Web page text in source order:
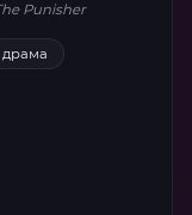
безумия .
Punisher
драма